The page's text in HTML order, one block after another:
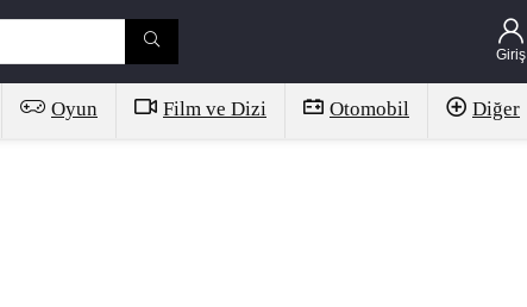
Giriş
Oyun Film ve Dizi Otomobil Diğer